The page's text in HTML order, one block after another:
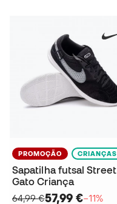
PROMOÇÃO CRIANÇAS
Sapatilha futsal Street
Gato Criança
64,99 €57,99 €−11%